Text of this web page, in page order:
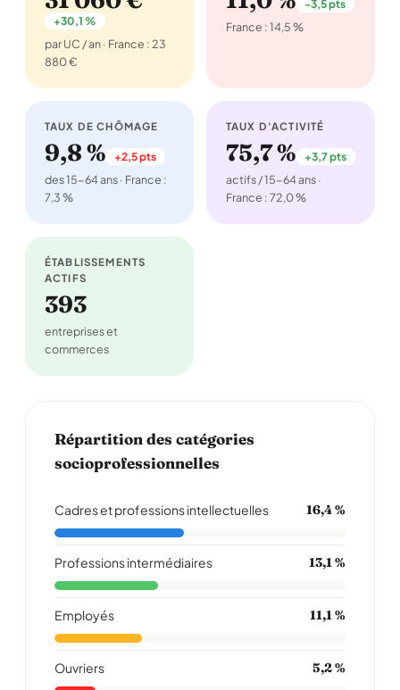
+30,1 %
par UC / an · France : 23
880 €
-3,5 pts
France : 14,5 %
TAUX DE CHÔMAGE
9,8 % +2,5 pts
des 15-64 ans · France :
7,3 %
TAUX D'ACTIVITÉ
75,7 % +3,7 pts
actifs / 15-64 ans ·
France : 72,0 %
ÉTABLISSEMENTS
ACTIFS
393
entreprises et
commerces
Répartition des catégories
socioprofessionnelles
Cadres et professions intellectuelles 16,4 %
Professions intermédiaires 13,1 %
Employés 11,1 %
Ouvriers 5,2 %